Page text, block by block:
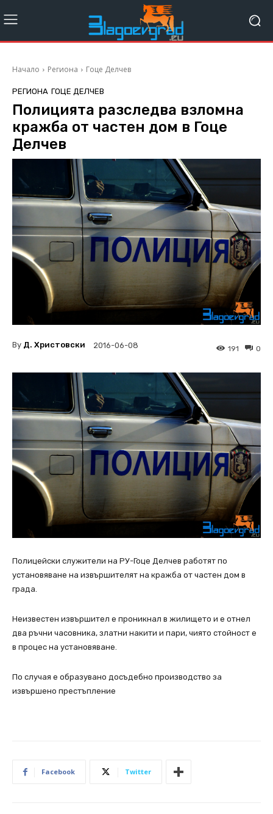
Начало Региона Гоце Делчев
РЕГИОНА ГОЦЕ ДЕЛЧЕВ
Полицията разследва взломна
кражба от частен дом в Гоце
Делчев
By Д. Христовски 2016-06-08 0
191
Полицейски служители на РУ-Гоце Делчев работят по
установяване на извършителят на кражба от частен дом в
града.
Неизвестен извършител е проникнал в жилището и е отнел
два ръчни часовника, златни накити и пари, чиято стойност е
в процес на установяване.
По случая е образувано досъдебно производство за
извършено престъпление
Facebook Twitter